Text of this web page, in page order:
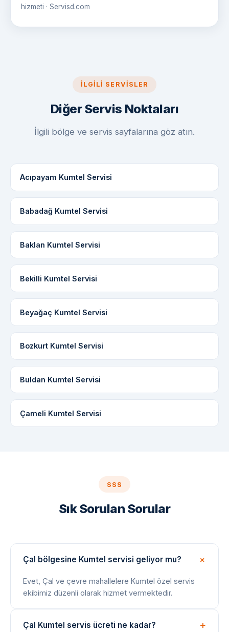
hizmeti · Servisd.com
İLGILI SERVISLER
Diğer Servis Noktaları
İlgili bölge ve servis sayfalarına göz atın.
Acıpayam Kumtel Servisi
Babadağ Kumtel Servisi
Baklan Kumtel Servisi
Bekilli Kumtel Servisi
Beyağaç Kumtel Servisi
Bozkurt Kumtel Servisi
Buldan Kumtel Servisi
Çameli Kumtel Servisi
SSS
Sık Sorulan Sorular
Çal bölgesine Kumtel servisi geliyor mu?
Evet, Çal ve çevre mahallelere Kumtel özel servis
ekibimiz düzenli olarak hizmet vermektedir.
Çal Kumtel servis ücreti ne kadar?